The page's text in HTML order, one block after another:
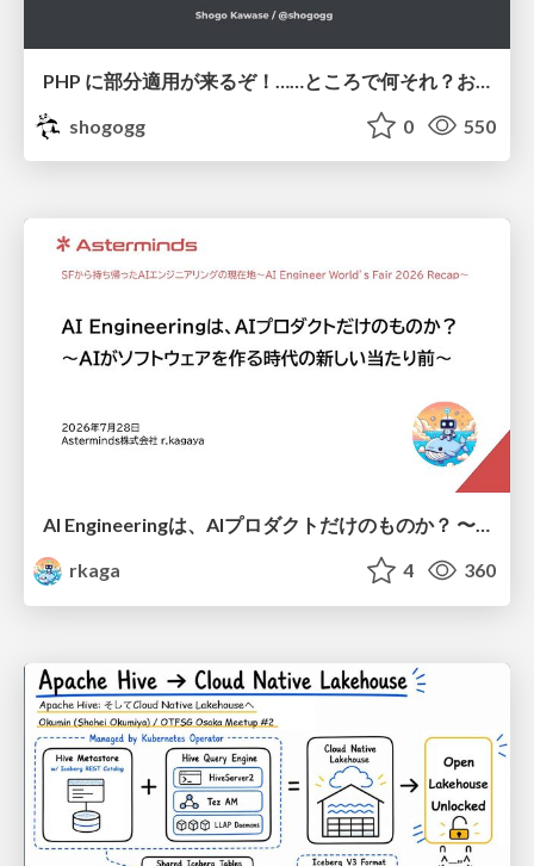
shogogg
0 550
AI Engineeringは、AIプロダクトだけのものか？ 〜AIがソフトウェアを作る時代の新しい当たり前〜 / No AI in your product. AI Engineering in your development.
rkaga
4 360